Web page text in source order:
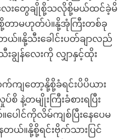
းတွေချိုစို့သလိုစို့မယ်ထင်ခဲ့မိ
မဟုတ်ပဲ။နို့အုံကြီးတစ်ခု
။နို့သီးခေါင်းပတ်ချာလည်
ျွန်လေးကို လျှာနှင့်ထိုး
ကျတော့နို့စို့ခံရင်းပိပိယား
မျိုးကြီးခံစားရပြီး
င်ကိုလိမ်ကျစ်ပြီးနေပေမ
ယ်။နို့စို့ရင်းဗိုက်သားပြင်